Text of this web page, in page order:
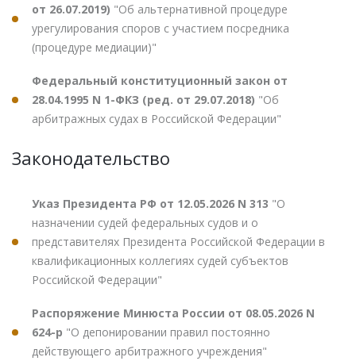
от 26.07.2019) "Об альтернативной процедуре
урегулирования споров с участием посредника
(процедуре медиации)"
Федеральный конституционный закон от
28.04.1995 N 1-ФКЗ (ред. от 29.07.2018) "Об
арбитражных судах в Российской Федерации"
Законодательство
Указ Президента РФ от 12.05.2026 N 313 "О
назначении судей федеральных судов и о
представителях Президента Российской Федерации в
квалификационных коллегиях судей субъектов
Российской Федерации"
Распоряжение Минюста России от 08.05.2026 N
624-р "О депонировании правил постоянно
действующего арбитражного учреждения"